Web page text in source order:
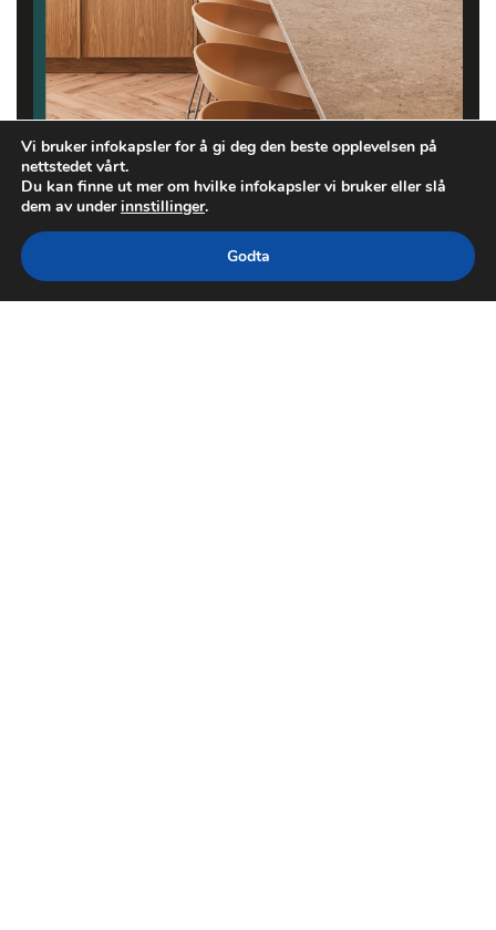
Vi bruker infokapsler for å gi deg den beste opplevelsen på
nettstedet vårt.
Du kan finne ut mer om hvilke infokapsler vi bruker eller slå
dem av underinnstillinger.
Godta